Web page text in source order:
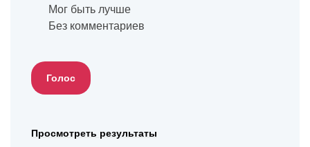
Мог быть лучше
Без комментариев
Просмотреть результаты